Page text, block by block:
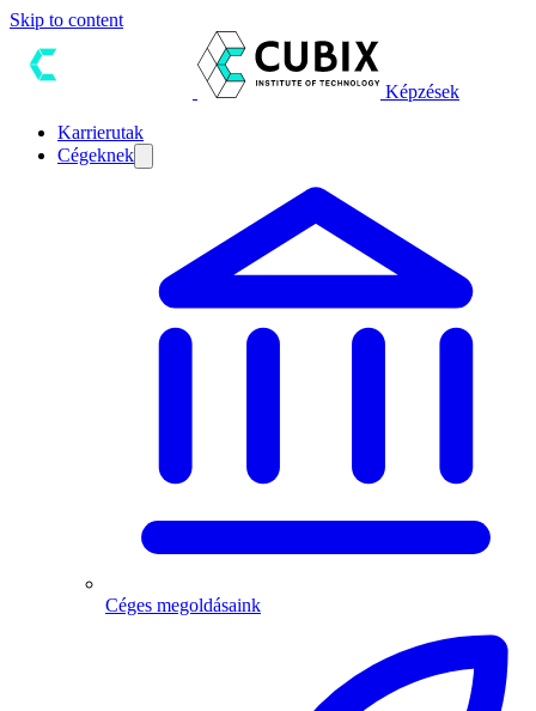
Skip to content
Képzések
Karrierutak
Cégeknek
Céges megoldásaink